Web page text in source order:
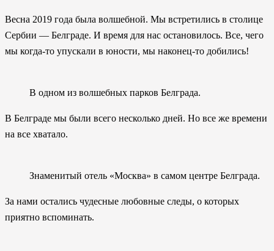
Весна 2019 года была волшебной. Мы встретились в столице
Сербии — Белграде. И время для нас остановилось. Все, чего
мы когда-то упускали в юности, мы наконец-то добились!
В одном из волшебных парков Белграда.
В Белграде мы были всего несколько дней. Но все же времени
на все хватало.
Знаменитый отель «Москва» в самом центре Белграда.
За нами остались чудесные любовные следы, о которых
приятно вспоминать.